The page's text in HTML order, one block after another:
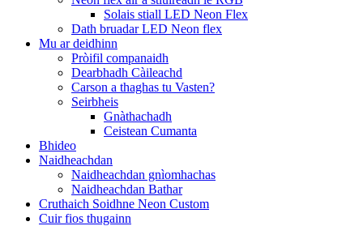
Solais stiall LED Neon Flex
Dath bruadar LED Neon flex
Mu ar deidhinn
Pròifil companaidh
Dearbhadh Càileachd
Carson a thaghas tu Vasten?
Seirbheis
Gnàthachadh
Ceistean Cumanta
Bhideo
Naidheachdan
Naidheachdan gnìomhachas
Naidheachdan Bathar
Cruthaich Soidhne Neon Custom
Cuir fios thugainn